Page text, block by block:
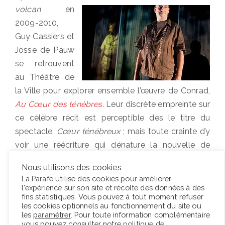
volcan en
2009-2010,
Guy Cassiers et
Josse de Pauw
se retrouvent
au Théâtre de
la Ville pour explorer ensemble l’œuvre de Conrad,
Au Cœur des ténèbres. Leur discrète empreinte sur
ce célèbre récit est perceptible dès le titre du
spectacle, Cœur ténébreux; mais toute crainte d’y
voir une réécriture qui dénature la nouvelle de
Lire la suite
Nous utilisons des cookies
La Parafe utilise des cookies pour améliorer
l'expérience sur son site et récolte des données à des
fins statistiques. Vous pouvez à tout moment refuser
les cookies optionnels au fonctionnement du site ou
les paramétrer. Pour toute information complémentaire